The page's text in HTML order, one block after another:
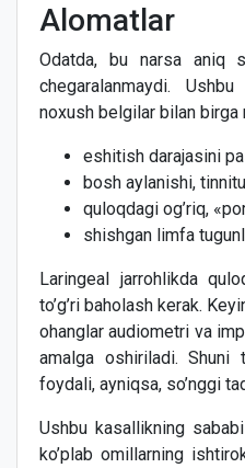
Alomatlar
Odatda, bu narsa aniq
chegaralanmaydi.
noxush belgilar bilan birga
eshitish darajasini
bosh aylanishi,
quloqdagi og’riq,
shishgan limfa
Laringeal jarrohlikda
to’g’ri baholash kerak.
ohanglar audiometri va
amalga oshiriladi. Shuni
foydali, ayniqsa, so’nggi
Ushbu kasallikning
ko’plab omillarning